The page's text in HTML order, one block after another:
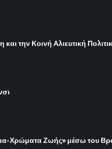
την Κοινή Αλιευτική
Χρώματα Ζωής» μέσω του